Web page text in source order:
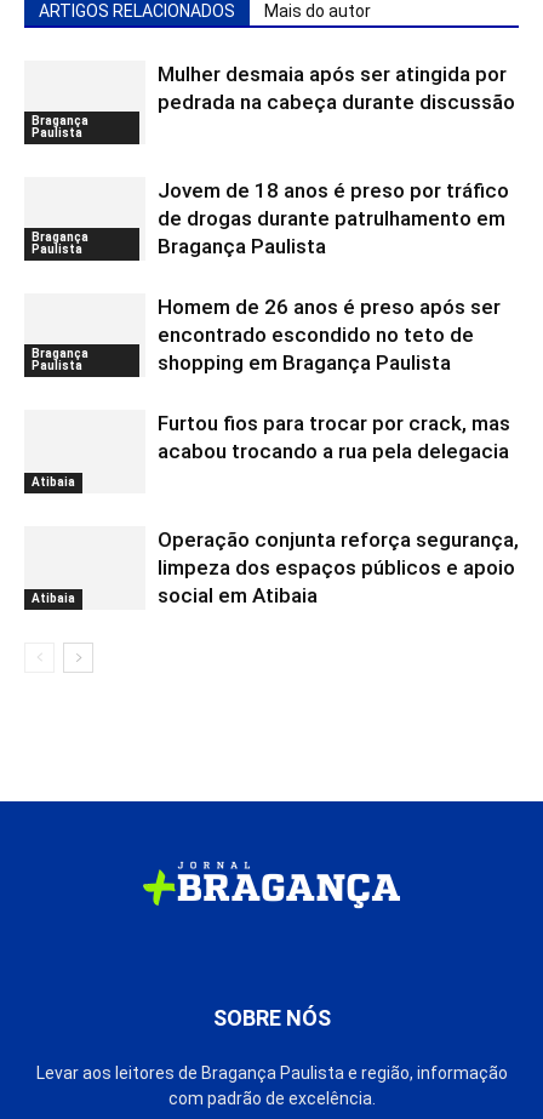
ARTIGOS RELACIONADOS Mais do autor
Bragança
Paulista
Mulher desmaia após ser atingida por
pedrada na cabeça durante discussão
Bragança
Paulista
Jovem de 18 anos é preso por tráfico
de drogas durante patrulhamento em
Bragança Paulista
Bragança
Paulista
Homem de 26 anos é preso após ser
encontrado escondido no teto de
shopping em Bragança Paulista
Atibaia
Furtou fios para trocar por crack, mas
acabou trocando a rua pela delegacia
Atibaia
Operação conjunta reforça segurança,
limpeza dos espaços públicos e apoio
social em Atibaia
SOBRE NÓS
Levar aos leitores de Bragança Paulista e região, informação
com padrão de excelência.